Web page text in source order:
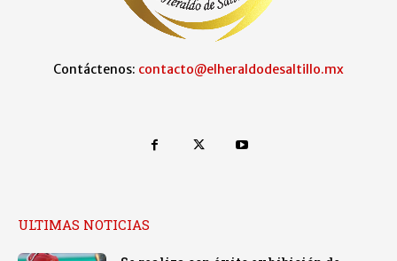
Contáctenos: contacto@elheraldodesaltillo.mx
ULTIMAS NOTICIAS